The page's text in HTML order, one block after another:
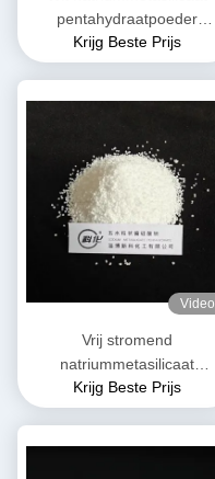
pentahydraatpoeder
Na2SiO3·5H2O
Krijg Beste Prijs
Video
Vrij stromend
natriummetasilicaat
pentahydraat Granulaat Wit
Krijg Beste Prijs